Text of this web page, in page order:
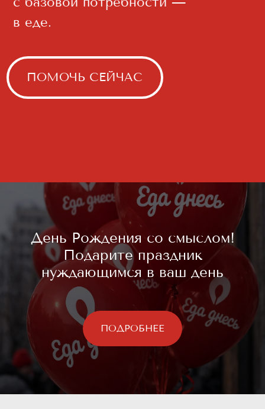
День Рождения со смыслом!
Подарите праздник
нуждающимся в ваш день
ПОДРОБНЕЕ